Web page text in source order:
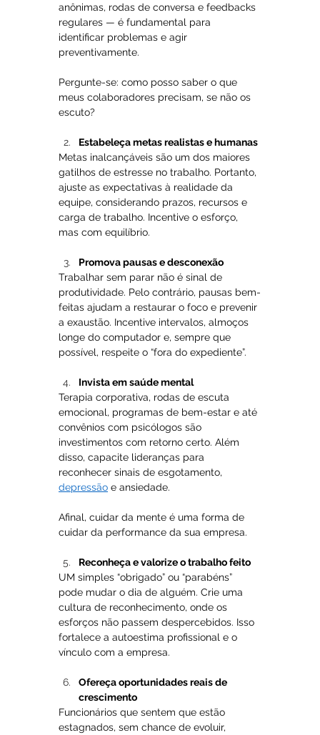
anônimas, rodas de conversa e feedbacks
regulares — é fundamental para
identificar problemas e agir
preventivamente.
Pergunte-se: como posso saber o que
meus colaboradores precisam, se não os
escuto?
Estabeleça metas realistas e humanas
Metas inalcançáveis são um dos maiores
gatilhos de estresse no trabalho. Portanto,
ajuste as expectativas à realidade da
equipe, considerando prazos, recursos e
carga de trabalho. Incentive o esforço,
mas com equilíbrio.
Promova pausas e desconexão
Trabalhar sem parar não é sinal de
produtividade. Pelo contrário, pausas bem-
feitas ajudam a restaurar o foco e prevenir
a exaustão. Incentive intervalos, almoços
longe do computador e, sempre que
possível, respeite o “fora do expediente”.
Invista em saúde mental
Terapia corporativa, rodas de escuta
emocional, programas de bem-estar e até
convênios com psicólogos são
investimentos com retorno certo. Além
disso, capacite lideranças para
reconhecer sinais de esgotamento,
depressão e ansiedade.
Afinal, cuidar da mente é uma forma de
cuidar da performance da sua empresa.
Reconheça e valorize o trabalho feito
UM simples “obrigado” ou “parabéns”
pode mudar o dia de alguém. Crie uma
cultura de reconhecimento, onde os
esforços não passem despercebidos. Isso
fortalece a autoestima profissional e o
vínculo com a empresa.
Ofereça oportunidades reais de
crescimento
Funcionários que sentem que estão
estagnados, sem chance de evoluir,